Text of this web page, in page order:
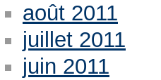
août 2011
juillet 2011
juin 2011